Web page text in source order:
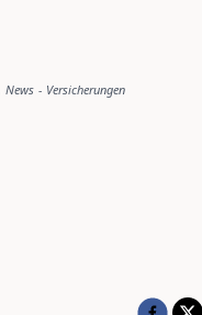
News - Versicherungen